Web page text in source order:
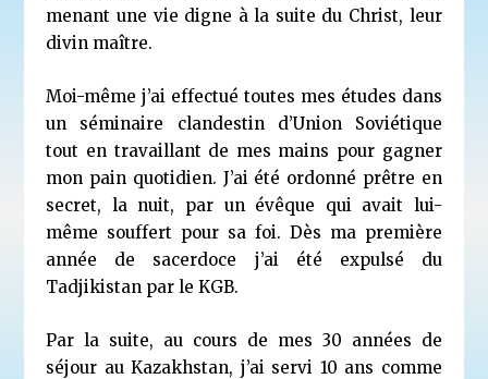
menant une vie digne à la suite du Christ, leur
divin maître.
Moi-même j’ai effectué toutes mes études dans
un séminaire clandestin d’Union Soviétique
tout en travaillant de mes mains pour gagner
mon pain quotidien. J’ai été ordonné prêtre en
secret, la nuit, par un évêque qui avait lui-
même souffert pour sa foi. Dès ma première
année de sacerdoce j’ai été expulsé du
Tadjikistan par le KGB.
Par la suite, au cours de mes 30 années de
séjour au Kazakhstan, j’ai servi 10 ans comme